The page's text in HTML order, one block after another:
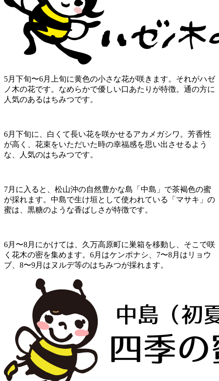
5月下旬〜6月上旬に黄色の小さな花が咲きます。それがハゼ
ノ木の花です。なめらかで優しい口あたりが特徴。通の方に
人気のあるはちみつです。
6月下旬に、白くて長い花を咲かせるアカメガシワ。芳香性
が高く、花束をいただいた時の幸福感を思い出させるよう
な、人気のはちみつです。
7月に入ると、松山沖の自然豊かな島「中島」で茶褐色の蜜
が採れます。中島で生け垣として使われている「マサキ」の
蜜は、黒糖のような香ばしさが特徴です。
6月〜8月にかけては、久万高原町に巣箱を移動し、そこで咲
く花木の密を集めます。6月はケンポナシ、7〜8月はリョウ
ブ、8〜9月はヌルデ等のはちみつが採れます。